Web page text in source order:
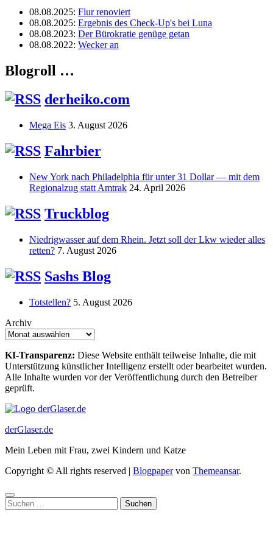
08.08.2025: Flur renoviert
08.08.2025: Ergebnis des Check-Up's bei Luna
08.08.2023: Der Bürokratie genüge getan
08.08.2022: Wecker an
Blogroll …
derheiko.com
Mega Eis 3. August 2026
Fahrbier
New York nach Philadelphia für unter 31 Dollar — mit dem
Regionalzug statt Amtrak 24. April 2026
Truckblog
Niedrigwasser auf dem Rhein. Jetzt soll der Lkw wieder alles
retten? 7. August 2026
Sashs Blog
Totstellen? 5. August 2026
Archiv
KI-Transparenz: Diese Website enthält teilweise Inhalte, die mit
Unterstützung künstlicher Intelligenz erstellt oder bearbeitet wurden.
Alle Inhalte wurden vor der Veröffentlichung durch den Betreiber
geprüft.
derGlaser.de
Mein Leben mit Frau, zwei Kindern und Katze
Copyright © All rights reserved | Blogpapervon Themeansar.
Suchen
nach: